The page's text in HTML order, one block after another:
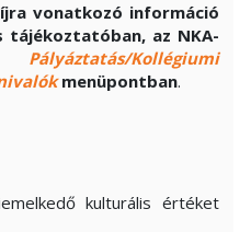
vonatkozó információ
az NKA-
Pályáztatás/Kollégiumi
menüpontban.
kulturális értéket